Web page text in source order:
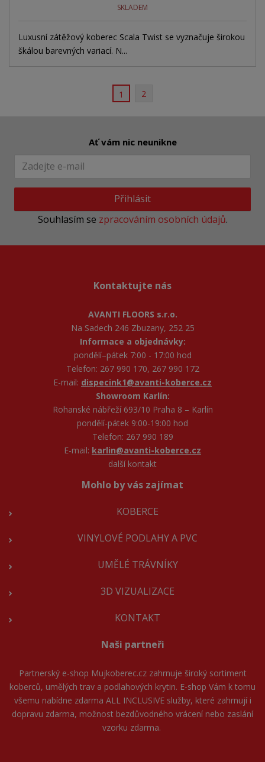
SKLADEM
Luxusní zátěžový koberec Scala Twist se vyznačuje širokou
škálou barevných variací. N...
1 2
Ať vám nic neunikne
Přihlásit
Souhlasím se zpracováním osobních údajů.
Kontaktujte nás
AVANTI FLOORS s.r.o.
Na Sadech 246 Zbuzany, 252 25
Informace a objednávky:
pondělí–pátek 7:00 - 17:00 hod
Telefon: 267 990 170, 267 990 172
E-mail: dispecink1@avanti-koberce.cz
Showroom Karlín:
Rohanské nábřeží 693/10 Praha 8 – Karlín
pondělí-pátek 9:00-19:00 hod
Telefon: 267 990 189
E-mail: karlin@avanti-koberce.cz
další kontakt
Mohlo by vás zajímat
KOBERCE
VINYLOVÉ PODLAHY A PVC
UMĚLÉ TRÁVNÍKY
3D VIZUALIZACE
KONTAKT
Naši partneři
Partnerský e-shop Mujkoberec.czzahrnuje široký sortiment
koberců, umělých trav a podlahových krytin. E-shop Vám k tomu
všemu nabídne zdarma ALL INCLUSIVE služby, které zahrnují i
dopravu zdarma, možnost bezdůvodného vrácení nebo zaslání
vzorku zdarma.